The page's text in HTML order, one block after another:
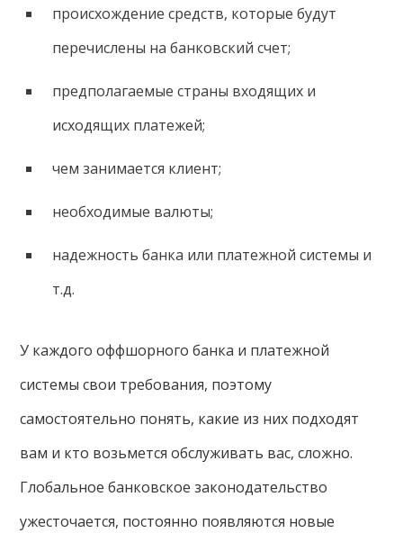
происхождение средств, которые будут
перечислены на банковский счет;
предполагаемые страны входящих и
исходящих платежей;
чем занимается клиент;
необходимые валюты;
надежность банка или платежной системы и
т.д.
У каждого оффшорного банка и платежной
системы свои требования, поэтому
самостоятельно понять, какие из них подходят
вам и кто возьмется обслуживать вас, сложно.
Глобальное банковское законодательство
ужесточается, постоянно появляются новые